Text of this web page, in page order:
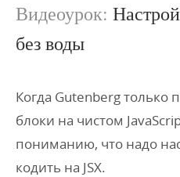
Видеоурок:
без воды
Когда Gutenberg только
блоки на чистом
пониманию, что надо
кодить на JSX.